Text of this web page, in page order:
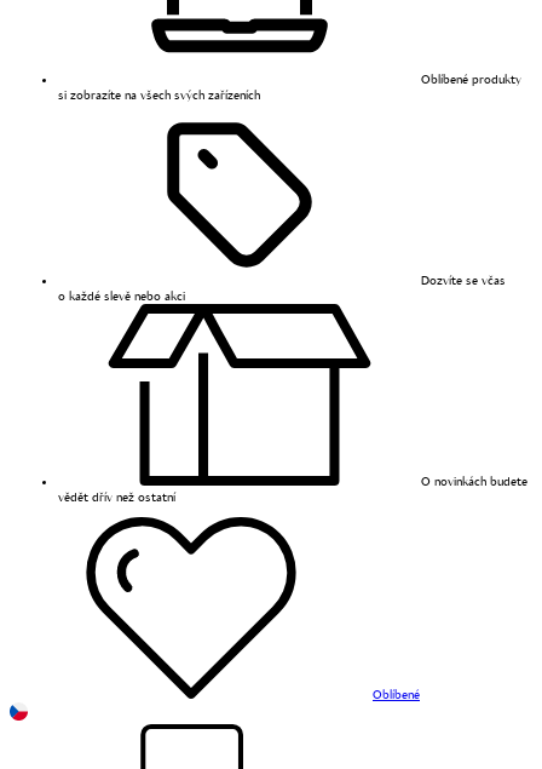
Oblíbené produkty
si zobrazíte na všech svých zařízeních
Dozvíte se včas
o každé slevě nebo akci
O novinkách budete
vědět dřív než ostatní
Oblíbené